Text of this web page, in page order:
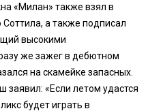
«Милан» также взял в
а также подписал
высокими
же зажег в дебютном
на скамейке запасных.
«Если летом удастся
будет играть в